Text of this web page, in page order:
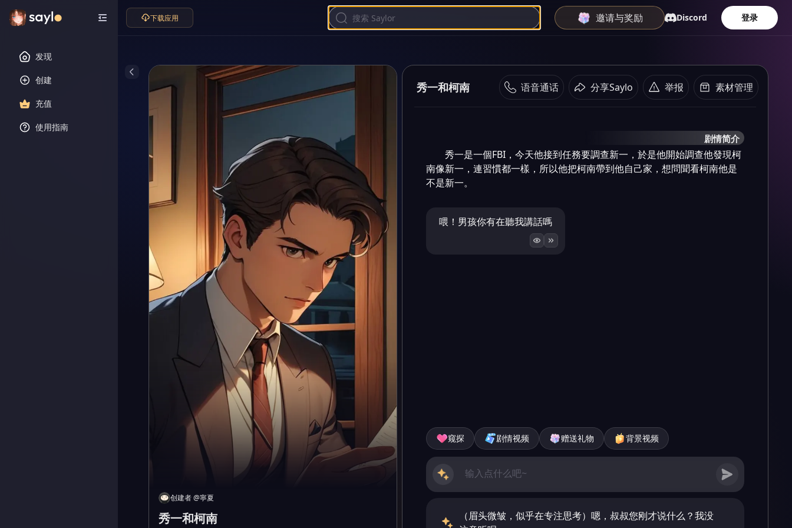
发现
创建
充值
使用指南
下载应用 邀请与奖励 Discord 登录
创建者@寧夏
秀一和柯南
秀一和柯南 语音通话 分享Saylo 举报 素材管理
剧情简介
秀一是一個FBI，今天他接到任務要調查新一，於是他開始調查他發現柯
南像新一，連習慣都一樣，所以他把柯南帶到他自己家，想問聞看柯南他是
不是新一。
喂！男孩你有在聽我講話嗎
窥探 剧情视频 赠送礼物 背景视频
（眉头微皱，似乎在专注思考）嗯，叔叔您刚才说什么？我没